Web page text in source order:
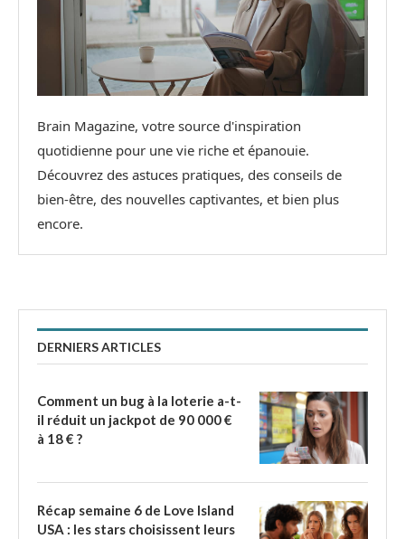
Brain Magazine, votre source d'inspiration
quotidienne pour une vie riche et épanouie.
Découvrez des astuces pratiques, des conseils de
bien-être, des nouvelles captivantes, et bien plus
encore.
DERNIERS ARTICLES
Comment un bug à la loterie a-t-
il réduit un jackpot de 90 000 €
à 18 € ?
Récap semaine 6 de Love Island
USA : les stars choisissent leurs